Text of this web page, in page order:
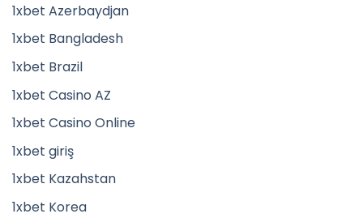
1xbet Azerbaydjan
1xbet Bangladesh
1xbet Brazil
1xbet Casino AZ
1xbet Casino Online
1xbet giriş
1xbet Kazahstan
1xbet Korea